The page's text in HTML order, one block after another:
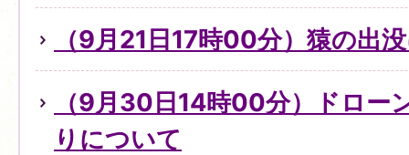
（9月21日17時00分）猿の出
（9月30日14時00分）ドロー
りについて